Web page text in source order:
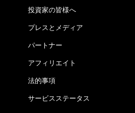
投資家の皆様へ
プレスとメディア
パートナー
アフィリエイト
法的事項
サービスステータス